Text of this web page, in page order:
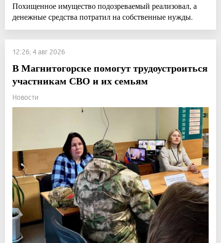
Похищенное имущество подозреваемый реализовал, а
денежные средства потратил на собственные нужды.
12:26, 4 авг 2026
В Магнитогорске помогут трудоустроиться
участникам СВО и их семьям
Новости